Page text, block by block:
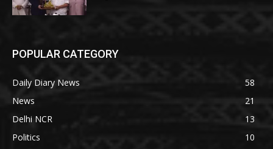
POPULAR CATEGORY
Daily Diary News
58
News
21
Delhi NCR
13
Politics
10